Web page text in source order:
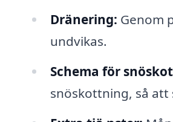
Dränering: Genom
undvikas.
Schema för
snöskottning, så att